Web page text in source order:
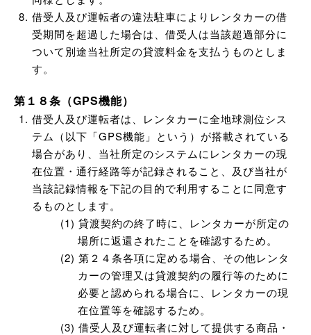
借受人及び運転者の違法駐車によりレンタカーの借
受期間を超過した場合は、借受人は当該超過部分に
ついて別途当社所定の貸渡料金を支払うものとしま
す。
第１８条（GPS機能）
借受人及び運転者は、レンタカーに全地球測位シス
テム（以下「GPS機能」という）が搭載されている
場合があり、当社所定のシステムにレンタカーの現
在位置・通行経路等が記録されること、及び当社が
当該記録情報を下記の目的で利用することに同意す
るものとします。
貸渡契約の終了時に、レンタカーが所定の
場所に返還されたことを確認するため。
第２４条各項に定める場合、その他レンタ
カーの管理又は貸渡契約の履行等のために
必要と認められる場合に、レンタカーの現
在位置等を確認するため。
借受人及び運転者に対して提供する商品・